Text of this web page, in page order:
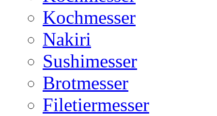
Kochmesser
Nakiri
Sushimesser
Brotmesser
Filetiermesser